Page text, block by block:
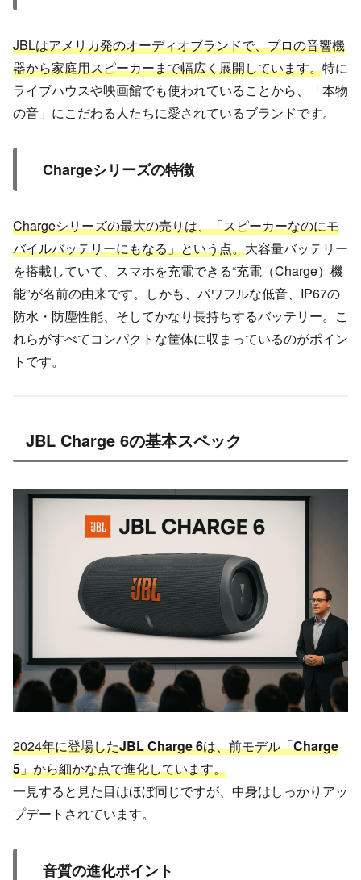
JBLはアメリカ発のオーディオブランドで、プロの音響機
器から家庭用スピーカーまで幅広く展開しています。特に
ライブハウスや映画館でも使われていることから、「本物
の音」にこだわる人たちに愛されているブランドです。
Chargeシリーズの特徴
Chargeシリーズの最大の売りは、「スピーカーなのにモ
バイルバッテリーにもなる」という点。大容量バッテリー
を搭載していて、スマホを充電できる“充電（Charge）機
能”が名前の由来です。しかも、パワフルな低音、IP67の
防水・防塵性能、そしてかなり長持ちするバッテリー。こ
れらがすべてコンパクトな筐体に収まっているのがポイン
トです。
JBL Charge 6の基本スペック
2024年に登場したJBL Charge 6は、前モデル「Charge
5」から細かな点で進化しています。
一見すると見た目はほぼ同じですが、中身はしっかりアッ
プデートされています。
音質の進化ポイント